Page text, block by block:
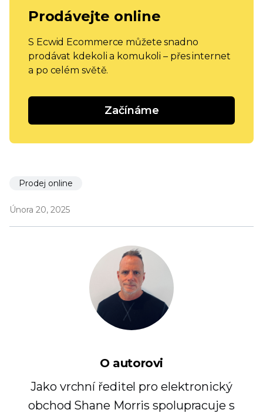
Prodávejte online
S Ecwid Ecommerce můžete snadno
prodávat kdekoli a komukoli – přes internet
a po celém světě.
Začínáme
Prodej online
Února 20, 2025
O autorovi
Jako vrchní ředitel pro elektronický
obchod Shane Morris spolupracuje s